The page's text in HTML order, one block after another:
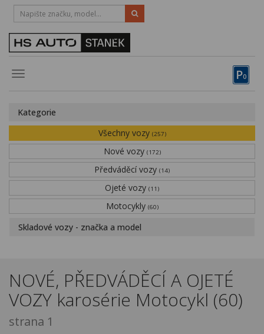
P0
Toggle
HOTLINE:
STRAKONICE-383 335 366
Obytné vozy
Financování
Novinky
Kontakty
Kategorie
Všechny vozy (257)
Nové vozy (172)
Předváděcí vozy (14)
Ojeté vozy (11)
Motocykly (60)
Skladové vozy - značka a model
NOVÉ, PŘEDVÁDĚCÍ A OJETÉ
VOZY karosérie Motocykl (60)
strana 1